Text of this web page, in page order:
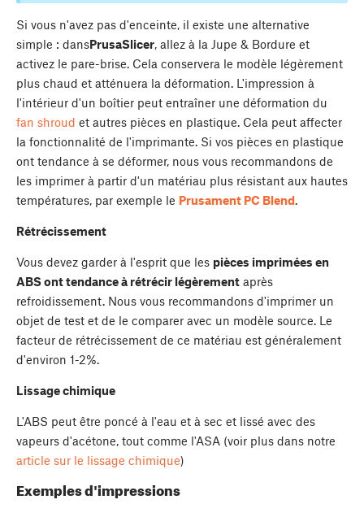
Si vous n'avez pas d'enceinte, il existe une alternative
simple : dansPrusaSlicer, allez à la Jupe & Bordure et
activez le pare-brise. Cela conservera le modèle légèrement
plus chaud et atténuera la déformation. L'impression à
l'intérieur d'un boîtier peut entraîner une déformation du
fan shroud et autres pièces en plastique. Cela peut affecter
la fonctionnalité de l'imprimante. Si vos pièces en plastique
ont tendance à se déformer, nous vous recommandons de
les imprimer à partir d'un matériau plus résistant aux hautes
températures, par exemple le Prusament PC Blend.
Rétrécissement
Vous devez garder à l'esprit que les pièces imprimées en
ABS ont tendance à rétrécir légèrement après
refroidissement. Nous vous recommandons d'imprimer un
objet de test et de le comparer avec un modèle source. Le
facteur de rétrécissement de ce matériau est généralement
d'environ 1-2%.
Lissage chimique
L'ABS peut être poncé à l'eau et à sec et lissé avec des
vapeurs d'acétone, tout comme l'ASA (voir plus dans notre
article sur le lissage chimique)
Exemples d'impressions